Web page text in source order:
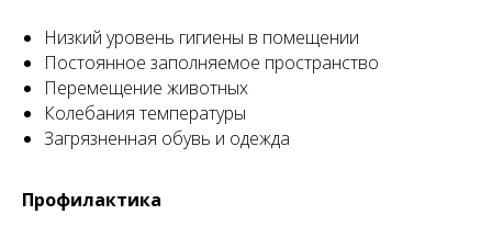
Низкий уровень гигиены в помещении
Постоянное заполняемое пространство
Перемещение животных
Колебания температуры
Загрязненная обувь и одежда
Профилактика